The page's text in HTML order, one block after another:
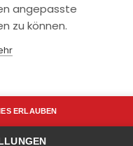
angepasste
zu können.
ERLAUBEN